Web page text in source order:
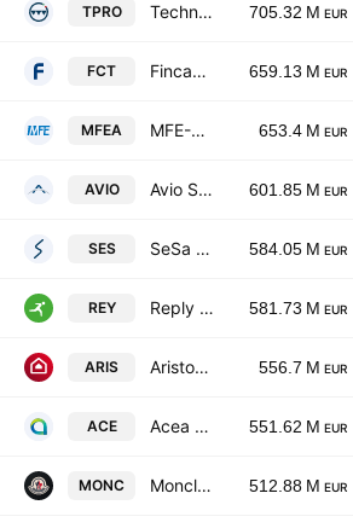
TPRO Technoprobe SpA 705.32 M EUR
FCT Fincantieri S.p.A. 659.13 M EUR
MFEA MFE-MediaForEurope NV Class A 653.4 M EUR
AVIO Avio SpA 601.85 M EUR
SES SeSa S.p.A. 584.05 M EUR
REY Reply S.p.A. 581.73 M EUR
ARIS Ariston Holding NV 556.7 M EUR
ACE Acea S.p.A. 551.62 M EUR
MONC Moncler SpA 512.88 M EUR